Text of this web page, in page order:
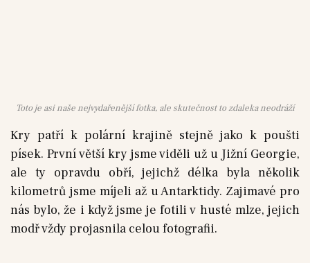
Toto je asi naše nejvydařenější fotka, ale skutečnost to zdaleka neodráží
Kry patří k polární krajině stejně jako k poušti
písek. První větší kry jsme viděli už u Jižní Georgie,
ale ty opravdu obří, jejichž délka byla několik
kilometrů jsme míjeli až u Antarktidy. Zajimavé pro
nás bylo, že i když jsme je fotili v husté mlze, jejich
modř vždy projasnila celou fotografii.